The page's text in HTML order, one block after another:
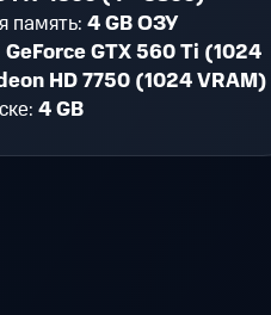
память:4 GB ОЗУ
GeForce GTX 560 Ti (1024
HD 7750 (1024 VRAM)
4 GB